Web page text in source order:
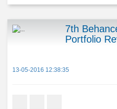
7th
Portfolio
13-05-2016 12:38:35